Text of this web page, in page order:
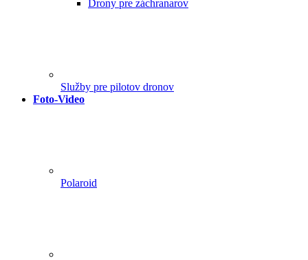
Drony pre záchranarov
Služby pre pilotov dronov
Foto-Video
Polaroid